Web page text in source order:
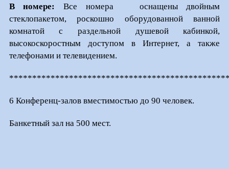
В номере:Все номера оснащены двойным
стеклопакетом, роскошно оборудованной ванной
комнатой с раздельной душевой кабинкой,
высокоскоростным доступом в Интернет, а также
телефонами и телевидением.
6 Конференц-залов вместимостью до 90 человек.
Банкетный зал на 500 мест.